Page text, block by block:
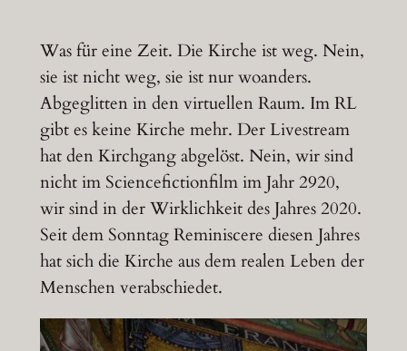
Was für eine Zeit. Die Kirche ist weg. Nein,
sie ist nicht weg, sie ist nur woanders.
Abgeglitten in den virtuellen Raum. Im RL
gibt es keine Kirche mehr. Der Livestream
hat den Kirchgang abgelöst. Nein, wir sind
nicht im Sciencefictionfilm im Jahr 2920,
wir sind in der Wirklichkeit des Jahres 2020.
Seit dem Sonntag Reminiscere diesen Jahres
hat sich die Kirche aus dem realen Leben der
Menschen verabschiedet.